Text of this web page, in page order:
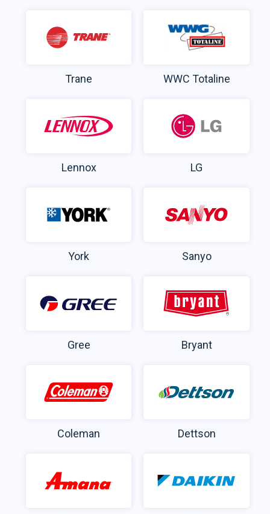
Trane WWC Totaline
Lennox LG
York Sanyo
Gree Bryant
Coleman Dettson